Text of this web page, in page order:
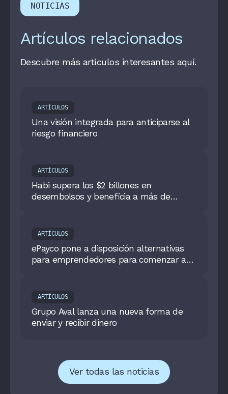
NOTICIAS
Artículos relacionados
Descubre más artículos interesantes aquí.
ARTÍCULOS
Una visión integrada para anticiparse al
riesgo financiero
ARTÍCULOS
Habi supera los $2 billones en
desembolsos y beneficia a más de
ARTÍCULOS
ePayco pone a disposición alternativas
para emprendedores para comenzar a
ARTÍCULOS
Grupo Aval lanza una nueva forma de
enviar y recibir dinero
Ver todas las noticias